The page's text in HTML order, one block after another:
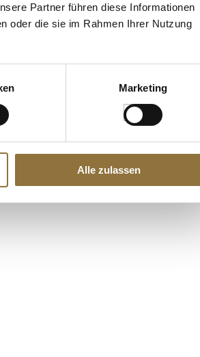
Partner führen diese Informationen
oder die sie im Rahmen Ihrer Nutzung
Marketing
Alle zulassen